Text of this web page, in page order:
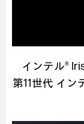
インテル®
第11世代 イン